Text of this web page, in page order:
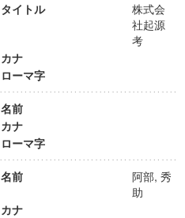
タイトル
株式会
社起源
考
カナ
ローマ字
名前
カナ
ローマ字
名前
阿部, 秀
助
カナ